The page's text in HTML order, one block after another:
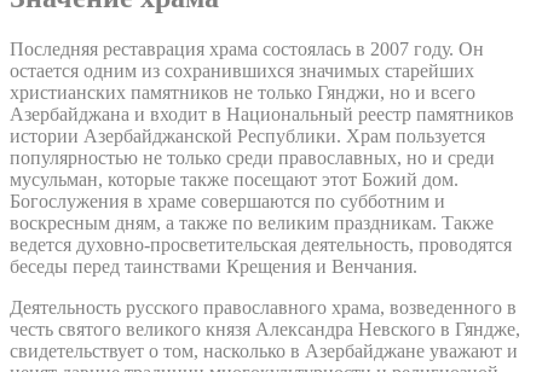
Последняя реставрация храма состоялась в 2007 году. Он
остается одним из сохранившихся значимых старейших
христианских памятников не только Гянджи, но и всего
Азербайджана и входит в Национальный реестр памятников
истории Азербайджанской Республики. Храм пользуется
популярностью не только среди православных, но и среди
мусульман, которые также посещают этот Божий дом.
Богослужения в храме совершаются по субботним и
воскресным дням, а также по великим праздникам. Также
ведется духовно-просветительская деятельность, проводятся
беседы перед таинствами Крещения и Венчания.
Деятельность русского православного храма, возведенного в
честь святого великого князя Александра Невского в Гяндже,
свидетельствует о том, насколько в Азербайджане уважают и